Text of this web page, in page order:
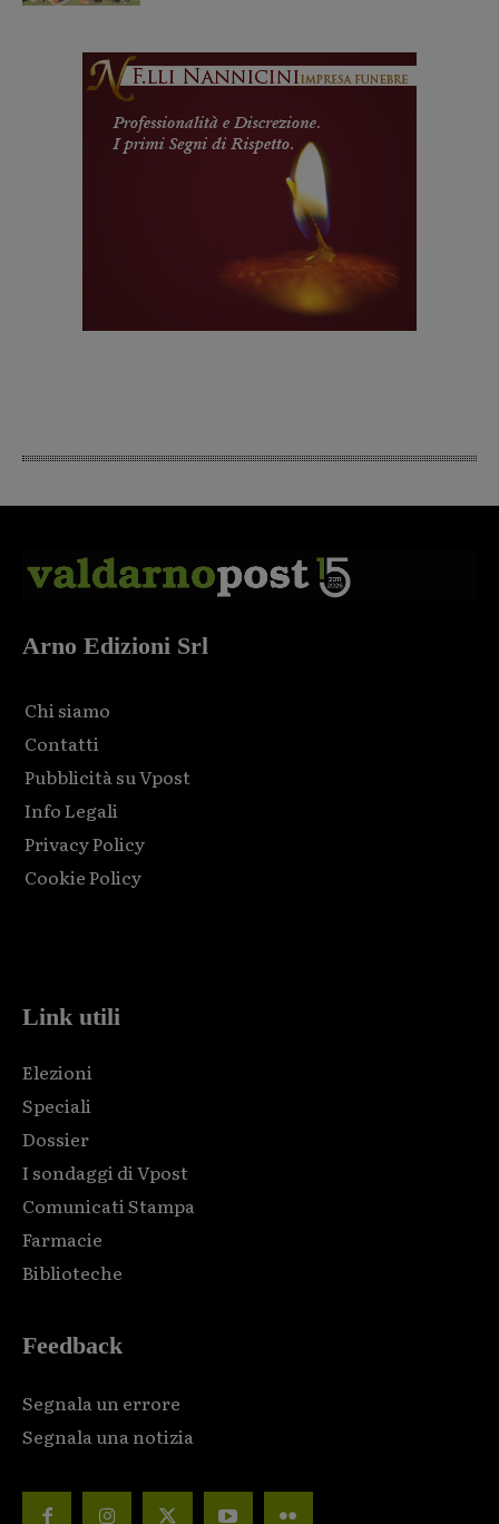
Arno Edizioni Srl
Chi siamo
Contatti
Pubblicità su Vpost
Info Legali
Privacy Policy
Cookie Policy
Link utili
Elezioni
Speciali
Dossier
I sondaggi di Vpost
Comunicati Stampa
Farmacie
Biblioteche
Feedback
Segnala un errore
Segnala una notizia